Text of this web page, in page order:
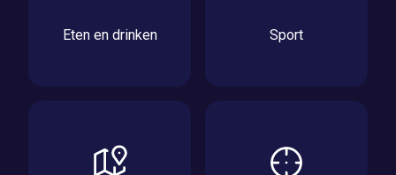
Eten en drinken Sport